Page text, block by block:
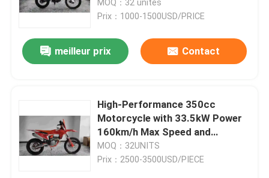
15/8500 Maximum Power and
19/6500 Maximum Torque
MOQ：32 unités
Prix：1000-1500USD/PRICE
meilleur prix Contact
High-Performance 350cc
Motorcycle with 33.5kW Power
160km/h Max Speed and
1460mm Wheelbase for
Motocross
MOQ：32UNITS
Prix：2500-3500USD/PIECE